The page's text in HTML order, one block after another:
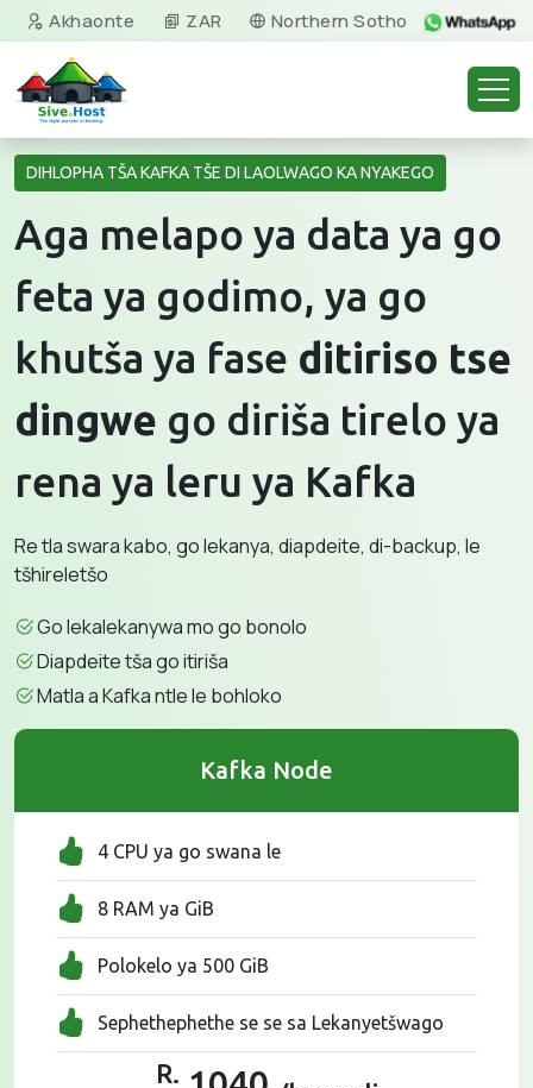
Akhaonte ZAR Northern Sotho
DIHLOPHA TŠA KAFKA TŠE DI LAOLWAGO KA NYAKEGO
Aga melapo ya data ya go
feta ya godimo, ya go
khutša ya fase ditiriso tse
dingwe go diriša tirelo ya
rena ya leru ya Kafka
Re tla swara kabo, go lekanya, diapdeite, di-backup, le
tšhireletšo
Go lekalekanywa mo go bonolo
Diapdeite tša go itiriša
Matla a Kafka ntle le bohloko
Kafka Node
4 CPU ya go swana le
8 RAM ya GiB
Polokelo ya 500 GiB
Sephethephethe se se sa Lekanyetšwago
R.